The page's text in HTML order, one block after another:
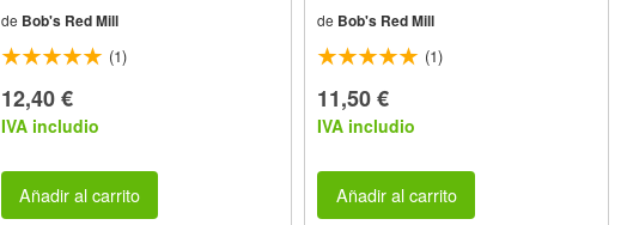
de Bob's Red Mill
(1)
12,40 €
IVA includio
Añadir al carrito
de Bob's Red Mill
(1)
11,50 €
IVA includio
Añadir al carrito